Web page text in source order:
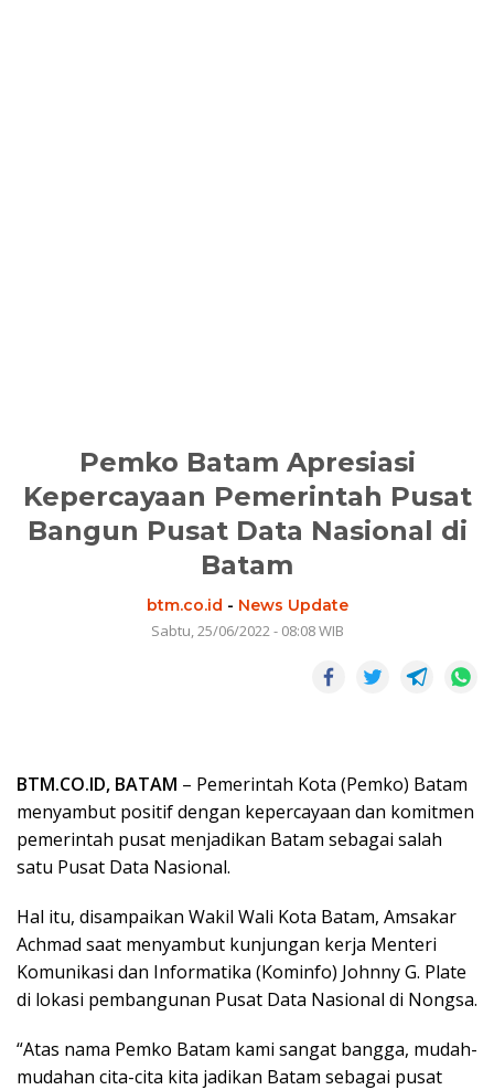
Pemko Batam Apresiasi
Kepercayaan Pemerintah Pusat
Bangun Pusat Data Nasional di
Batam
btm.co.id - News Update
Sabtu, 25/06/2022 - 08:08 WIB
BTM.CO.ID, BATAM – Pemerintah Kota (Pemko) Batam
menyambut positif dengan kepercayaan dan komitmen
pemerintah pusat menjadikan Batam sebagai salah
satu Pusat Data Nasional.
Hal itu, disampaikan Wakil Wali Kota Batam, Amsakar
Achmad saat menyambut kunjungan kerja Menteri
Komunikasi dan Informatika (Kominfo) Johnny G. Plate
di lokasi pembangunan Pusat Data Nasional di Nongsa.
“Atas nama Pemko Batam kami sangat bangga, mudah-
mudahan cita-cita kita jadikan Batam sebagai pusat